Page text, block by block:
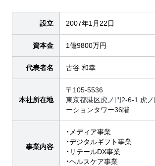
設立 2007年1月22日
資本金 1億9800万円
代表者名 古谷 和幸
本社所在地
〒105-5536
東京都港区虎ノ門2-6-1 虎
ーションタワー36階
事業内容
・メディア事業
・デジタルギフト事業
・リテールDX事業
・ヘルスケア事業